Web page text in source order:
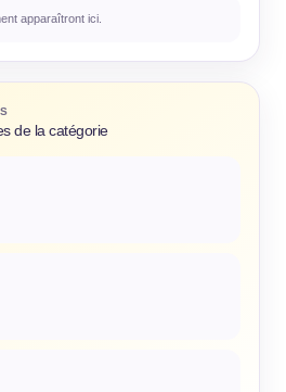
apparaîtront ici.
de la catégorie